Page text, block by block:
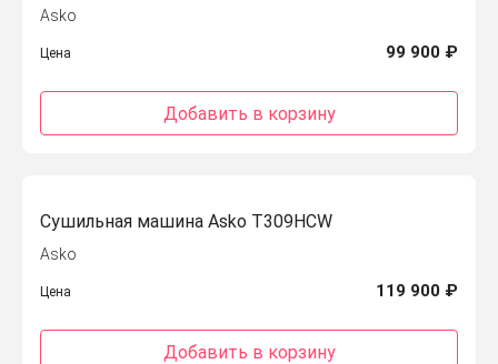
Asko
Цена 99 900 ₽
Добавить в корзину
Сушильная машина Asko T309HCW
Asko
Цена 119 900 ₽
Добавить в корзину